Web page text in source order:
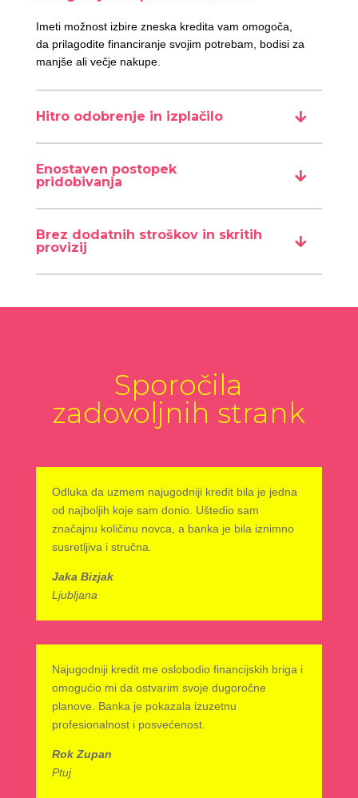
Imeti možnost izbire zneska kredita vam omogoča,
da prilagodite financiranje svojim potrebam, bodisi za
manjše ali večje nakupe.
Hitro odobrenje in izplačilo
Enostaven postopek
pridobivanja
Brez dodatnih stroškov in skritih
provizij
Sporočila
zadovoljnih strank
Odluka da uzmem najugodniji kredit bila je jedna
od najboljih koje sam donio. Uštedio sam
značajnu količinu novca, a banka je bila iznimno
susretljiva i stručna.
Jaka Bizjak
Ljubljana
Najugodniji kredit me oslobodio financijskih briga i
omogućio mi da ostvarim svoje dugoročne
planove. Banka je pokazala izuzetnu
profesionalnost i posvećenost.
Rok Zupan
Ptuj